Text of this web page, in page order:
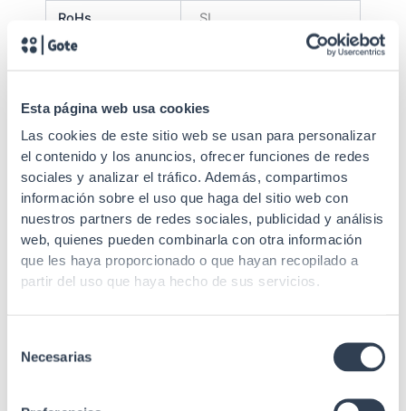
Esta página web usa cookies
Las cookies de este sitio web se usan para personalizar
el contenido y los anuncios, ofrecer funciones de redes
sociales y analizar el tráfico. Además, compartimos
información sobre el uso que haga del sitio web con
nuestros partners de redes sociales, publicidad y análisis
web, quienes pueden combinarla con otra información
que les haya proporcionado o que hayan recopilado a
partir del uso que haya hecho de sus servicios.
Necesarias
RoHs SI
Garantía
Altura U 6U
Carga máxima 20 kg
Perfiles de
sujeción
2 "Tipo L"
Parte trasera Abierta
Laterales Lisos fijos